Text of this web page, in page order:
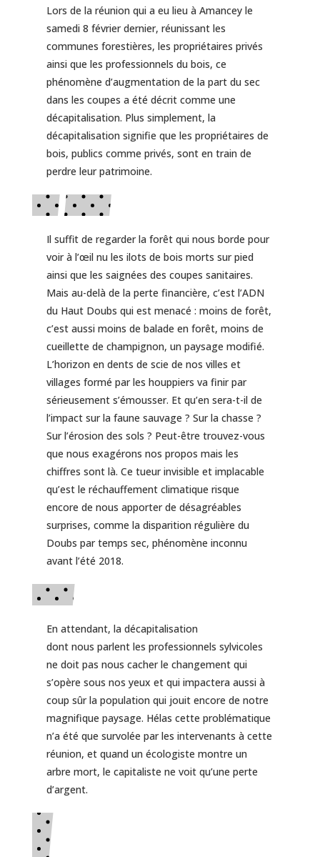
Lors de la réunion qui a eu lieu à Amancey le
samedi 8 février dernier, réunissant les
communes forestières, les propriétaires privés
ainsi que les professionnels du bois, ce
phénomène d’augmentation de la part du sec
dans les coupes a été décrit comme une
décapitalisation. Plus simplement, la
décapitalisation signifie que les propriétaires de
bois, publics comme privés, sont en train de
perdre leur patrimoine.
Il suffit de regarder la forêt qui nous borde pour
voir à l’œil nu les ilots de bois morts sur pied
ainsi que les saignées des coupes sanitaires.
Mais au-delà de la perte financière, c’est l’ADN
du Haut Doubs qui est menacé : moins de forêt,
c’est aussi moins de balade en forêt, moins de
cueillette de champignon, un paysage modifié.
L’horizon en dents de scie de nos villes et
villages formé par les houppiers va finir par
sérieusement s’émousser. Et qu’en sera-t-il de
l’impact sur la faune sauvage ? Sur la chasse ?
Sur l’érosion des sols ? Peut-être trouvez-vous
que nous exagérons nos propos mais les
chiffres sont là. Ce tueur invisible et implacable
qu’est le réchauffement climatique risque
encore de nous apporter de désagréables
surprises, comme la disparition régulière du
Doubs par temps sec, phénomène inconnu
avant l’été 2018.
En attendant, la décapitalisation
dont nous parlent les professionnels sylvicoles
ne doit pas nous cacher le changement qui
s’opère sous nos yeux et qui impactera aussi à
coup sûr la population qui jouit encore de notre
magnifique paysage. Hélas cette problématique
n’a été que survolée par les intervenants à cette
réunion, et quand un écologiste montre un
arbre mort, le capitaliste ne voit qu’une perte
d’argent.